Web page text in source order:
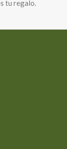
tu regalo.